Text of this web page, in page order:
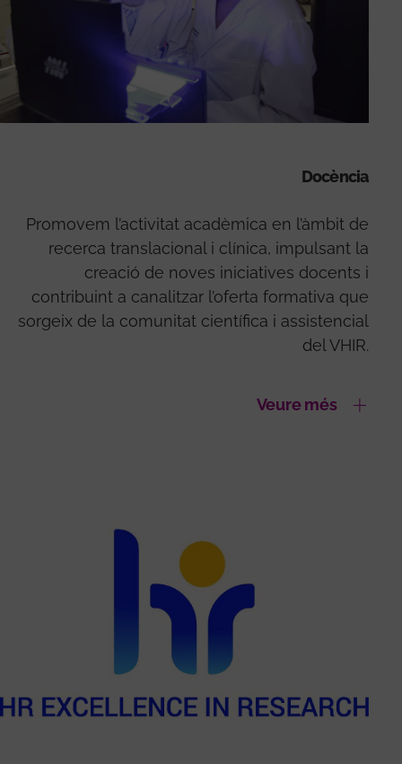
Docència
Promovem l’activitat acadèmica en l’àmbit de
recerca translacional i clínica, impulsant la
creació de noves iniciatives docents i
contribuint a canalitzar l’oferta formativa que
sorgeix de la comunitat científica i assistencial
del VHIR.
Veure més